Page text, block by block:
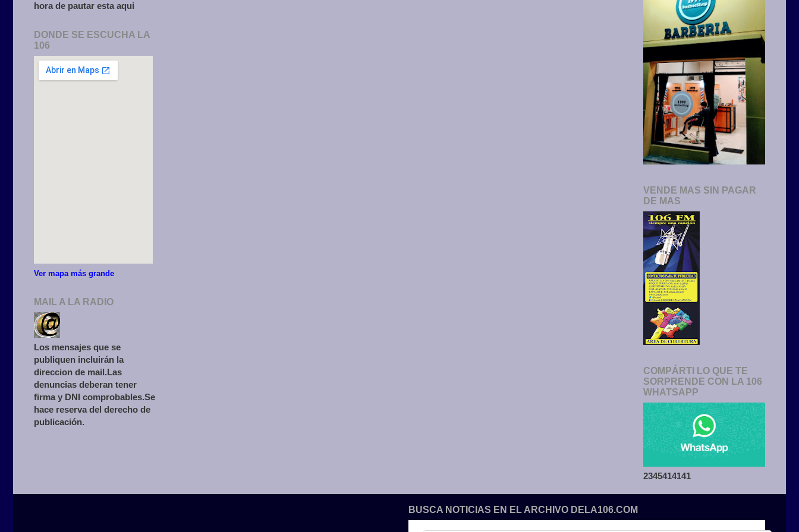
hora de pautar esta aqui
DONDE SE ESCUCHA LA
106
Ver mapa más grande
MAIL A LA RADIO
Los mensajes que se
publiquen incluirán la
direccion de mail.Las
denuncias deberan tener
firma y DNI comprobables.Se
hace reserva del derecho de
publicación.
VENDE MAS SIN PAGAR
DE MAS
COMPÁRTI LO QUE TE
SORPRENDE CON LA 106
WHATSAPP
2345414141
BUSCA NOTICIAS EN EL ARCHIVO DELA106.COM